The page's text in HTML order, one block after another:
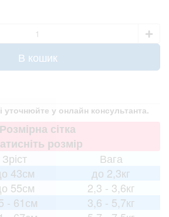
В кошик
уточнюйте у онлайн консультанта.
Розмірна сітка
розмір
Зріст
Вага
43см
до 2,3кг
55см
2,3 - 3,6кг
- 61см
3,6 - 5,7кг